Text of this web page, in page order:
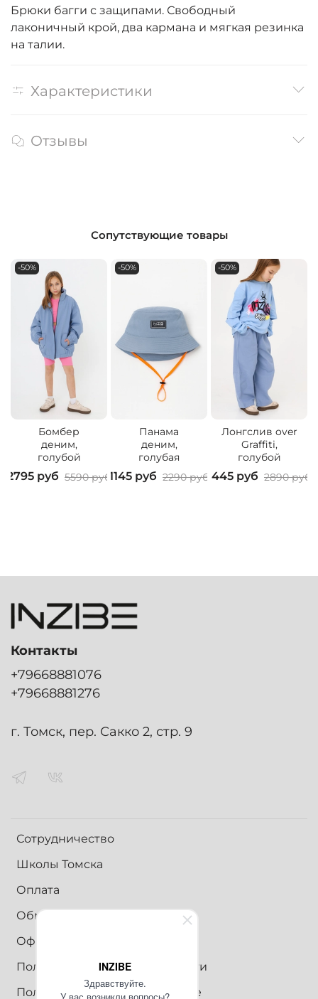
INZIBE
Здравствуйте.
Брюки багги с защипами. Свободный
лаконичный крой, два кармана и мягкая резинка
на талии.
Характеристики
Отзывы
Сопутствующие товары
-50%
Бомбер
деним,
голубой
2795 руб 5590 руб
-50%
Панама
деним,
голубая
1145 руб 2290 руб
-50%
Лонгслив over
Graffiti,
голубой
1445 руб 2890 руб
Сотрудничество
Школы Томска
Оплата
Обмен и возврат
Оферта
Политика конфиденциальности
Пользовательское соглашение
Контакты
+79668881076
+79668881276
г. Томск, пер. Сакко 2, стр. 9